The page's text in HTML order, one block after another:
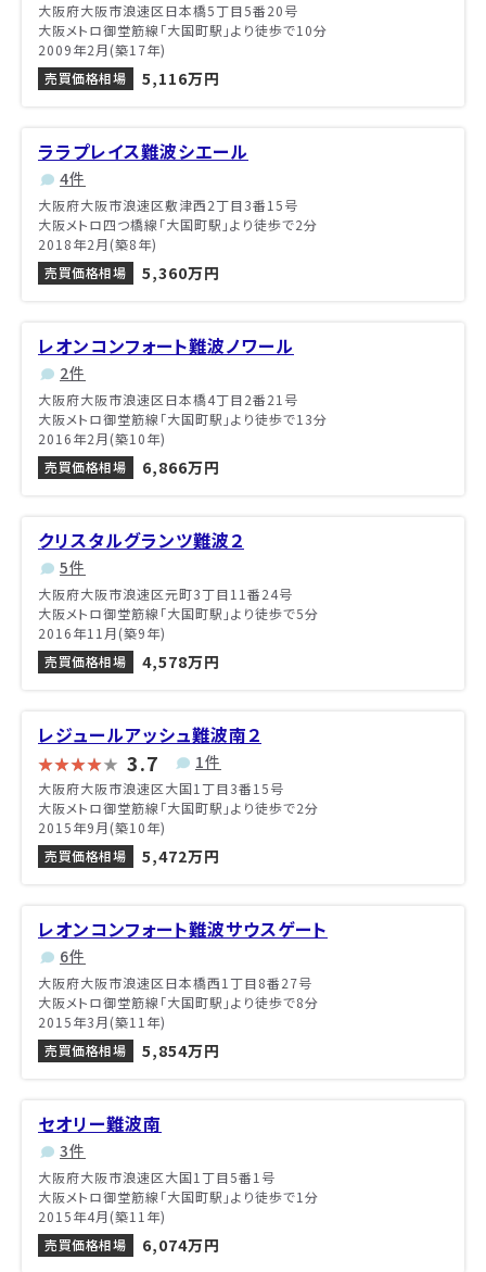
大阪府大阪市浪速区日本橋5丁目5番20号
大阪メトロ御堂筋線「大国町駅」より徒歩で10分
2009年2月(築17年)
売買価格相場
5,116万円
ララプレイス難波シエール
4件
大阪府大阪市浪速区敷津西2丁目3番15号
大阪メトロ四つ橋線「大国町駅」より徒歩で2分
2018年2月(築8年)
売買価格相場
5,360万円
レオンコンフォート難波ノワール
2件
大阪府大阪市浪速区日本橋4丁目2番21号
大阪メトロ御堂筋線「大国町駅」より徒歩で13分
2016年2月(築10年)
売買価格相場
6,866万円
クリスタルグランツ難波２
5件
大阪府大阪市浪速区元町3丁目11番24号
大阪メトロ御堂筋線「大国町駅」より徒歩で5分
2016年11月(築9年)
売買価格相場
4,578万円
レジュールアッシュ難波南２
3.7 1件
大阪府大阪市浪速区大国1丁目3番15号
大阪メトロ御堂筋線「大国町駅」より徒歩で2分
2015年9月(築10年)
売買価格相場
5,472万円
レオンコンフォート難波サウスゲート
6件
大阪府大阪市浪速区日本橋西1丁目8番27号
大阪メトロ御堂筋線「大国町駅」より徒歩で8分
2015年3月(築11年)
売買価格相場
5,854万円
セオリー難波南
3件
大阪府大阪市浪速区大国1丁目5番1号
大阪メトロ御堂筋線「大国町駅」より徒歩で1分
2015年4月(築11年)
売買価格相場
6,074万円